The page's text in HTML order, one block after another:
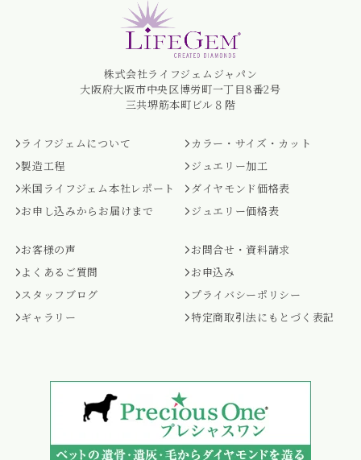
株式会社ライフジェムジャパン
大阪府大阪市中央区博労町一丁目8番2号
三共堺筋本町ビル８階
ライフジェムについて
製造工程
米国ライフジェム本社レポート
お申し込みからお届けまで
カラー・サイズ・カット
ジュエリー加工
ダイヤモンド価格表
ジュエリー価格表
お客様の声
よくあるご質問
スタッフブログ
ギャラリー
お問合せ・資料請求
お申込み
プライバシーポリシー
特定商取引法にもとづく表記